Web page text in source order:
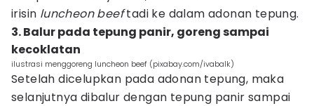
irisin luncheon beeftadi ke dalam adonan tepung.
3. Balur pada tepung panir, goreng sampai
kecoklatan
ilustrasi menggoreng luncheon beef (pixabay.com/ivabalk)
Setelah dicelupkan pada adonan tepung, maka
selanjutnya dibalur dengan tepung panir sampai